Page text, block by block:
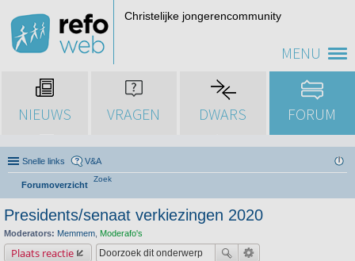
MENU
Christelijke jongerencommunity
NIEUWS VRAGEN DWARS FORUM
Snelle links V&A
Forumoverzicht
Zoek
Presidents/senaat verkiezingen 2020
Moderators: Memmem Moderafo's
Plaats reactie